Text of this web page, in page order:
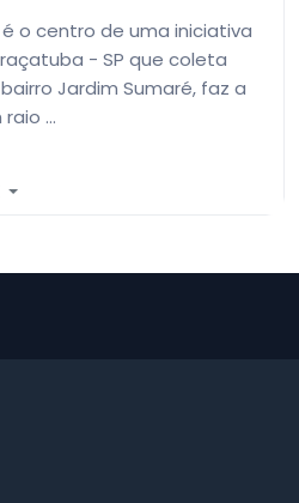
o centro de uma iniciativa
- SP que coleta
Jardim Sumaré, faz a
…